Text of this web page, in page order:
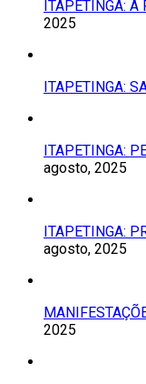
ITAPETINGA: A
2025
ITAPETINGA:
ITAPETINGA:
agosto, 2025
ITAPETINGA:
agosto, 2025
2025